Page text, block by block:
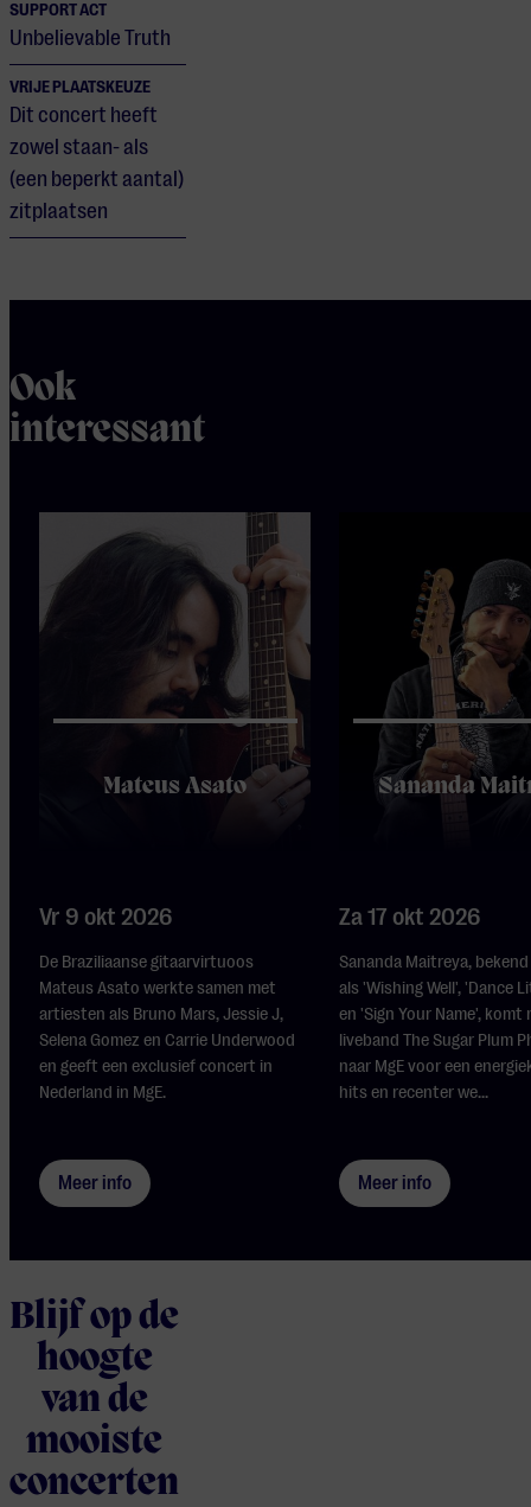
SUPPORT ACT
Unbelievable Truth
VRIJE PLAATSKEUZE
Dit concert heeft
zowel staan- als
(een beperkt aantal)
zitplaatsen
Ook
interessant
Mateus Asato
Vr 9 okt 2026
De Braziliaanse gitaarvirtuoos
Mateus Asato werkte samen met
artiesten als Bruno Mars, Jessie J,
Selena Gomez en Carrie Underwood
en geeft een exclusief concert in
Nederland in MgE.
Meer info
Sananda
Za 17 okt 2026
Sananda Maitreya,
als 'Wishing Well', 'Dance
en 'Sign Your Name', komt
liveband The Sugar Plum
naar MgE voor een
hits en recenter we...
Meer info
Blijf op de
hoogte
van de
mooiste
concerten